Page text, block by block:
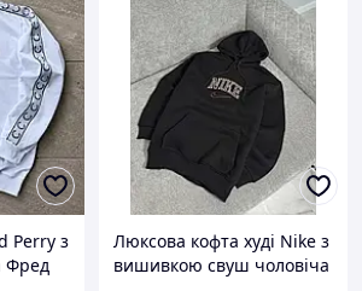
Perry з
Фред
Люксова кофта худі Nike з
вишивкою свуш чоловіча